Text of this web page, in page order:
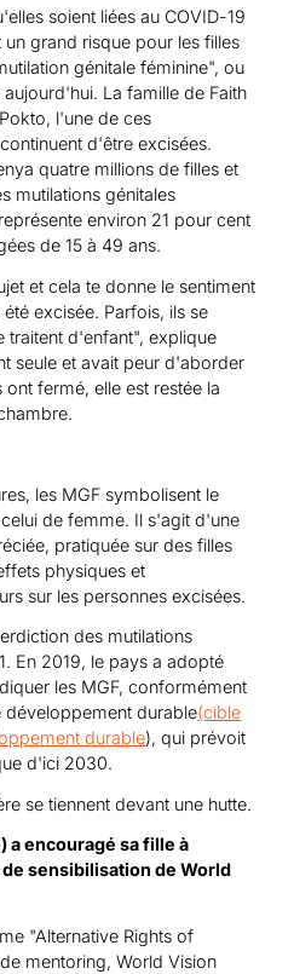
soient liées au COVID-19
grand risque pour les filles
génitale féminine", ou
La famille de Faith
l'une de ces
d'être excisées.
quatre millions de filles et
mutilations génitales
environ 21 pour cent
de 15 à 49 ans.
et cela te donne le sentiment
excisée. Parfois, ils se
traitent d'enfant", explique
seule et avait peur d'aborder
fermé, elle est restée la
les MGF symbolisent le
de femme. Il s'agit d'une
pratiquée sur des filles
physiques et
sur les personnes excisées.
des mutilations
En 2019, le pays a adopté
les MGF, conformément
durable(cible
durable), qui prévoit
d'ici 2030.
a encouragé sa fille à
sensibilisation de World
"Alternative Rights of
mentoring, World Vision